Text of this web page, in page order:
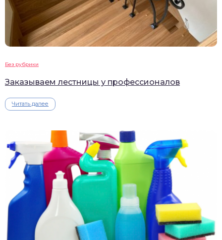
Без рубрики
Заказываем лестницы у профессионалов
Читать далее